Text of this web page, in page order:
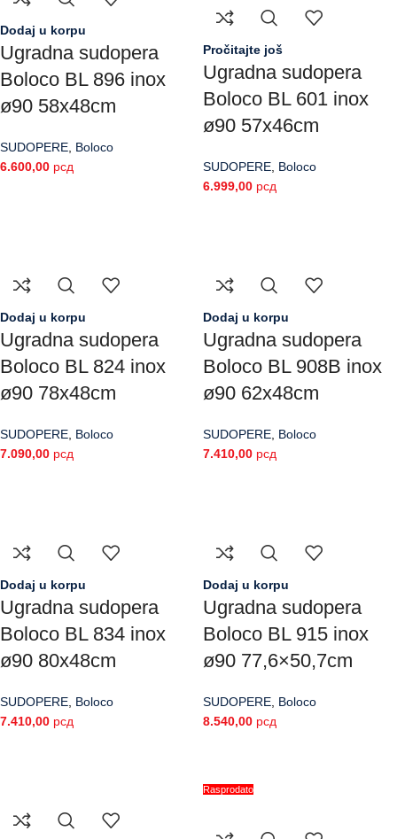
Dodaj u korpu
Ugradna sudopera
Boloco BL 896 inox
ø90 58x48cm
SUDOPERE Boloco
6.600,00 рсд
Pročitajte još
Ugradna sudopera
Boloco BL 601 inox
ø90 57x46cm
SUDOPERE Boloco
6.999,00 рсд
Dodaj u korpu
Ugradna sudopera
Boloco BL 824 inox
ø90 78x48cm
SUDOPERE Boloco
7.090,00 рсд
Dodaj u korpu
Ugradna sudopera
Boloco BL 908B inox
ø90 62x48cm
SUDOPERE Boloco
7.410,00 рсд
Dodaj u korpu
Ugradna sudopera
Boloco BL 834 inox
ø90 80x48cm
SUDOPERE Boloco
7.410,00 рсд
Dodaj u korpu
Ugradna sudopera
Boloco BL 915 inox
ø90 77,6×50,7cm
SUDOPERE Boloco
8.540,00 рсд
Rasprodato